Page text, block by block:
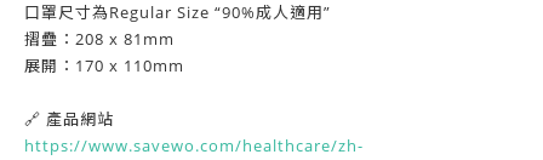
口罩尺寸為Regular Size “90%成人適用”
摺疊：208 x 81mm
展開：170 x 110mm
🔗 產品網站
https://www.savewo.com/healthcare/zh-